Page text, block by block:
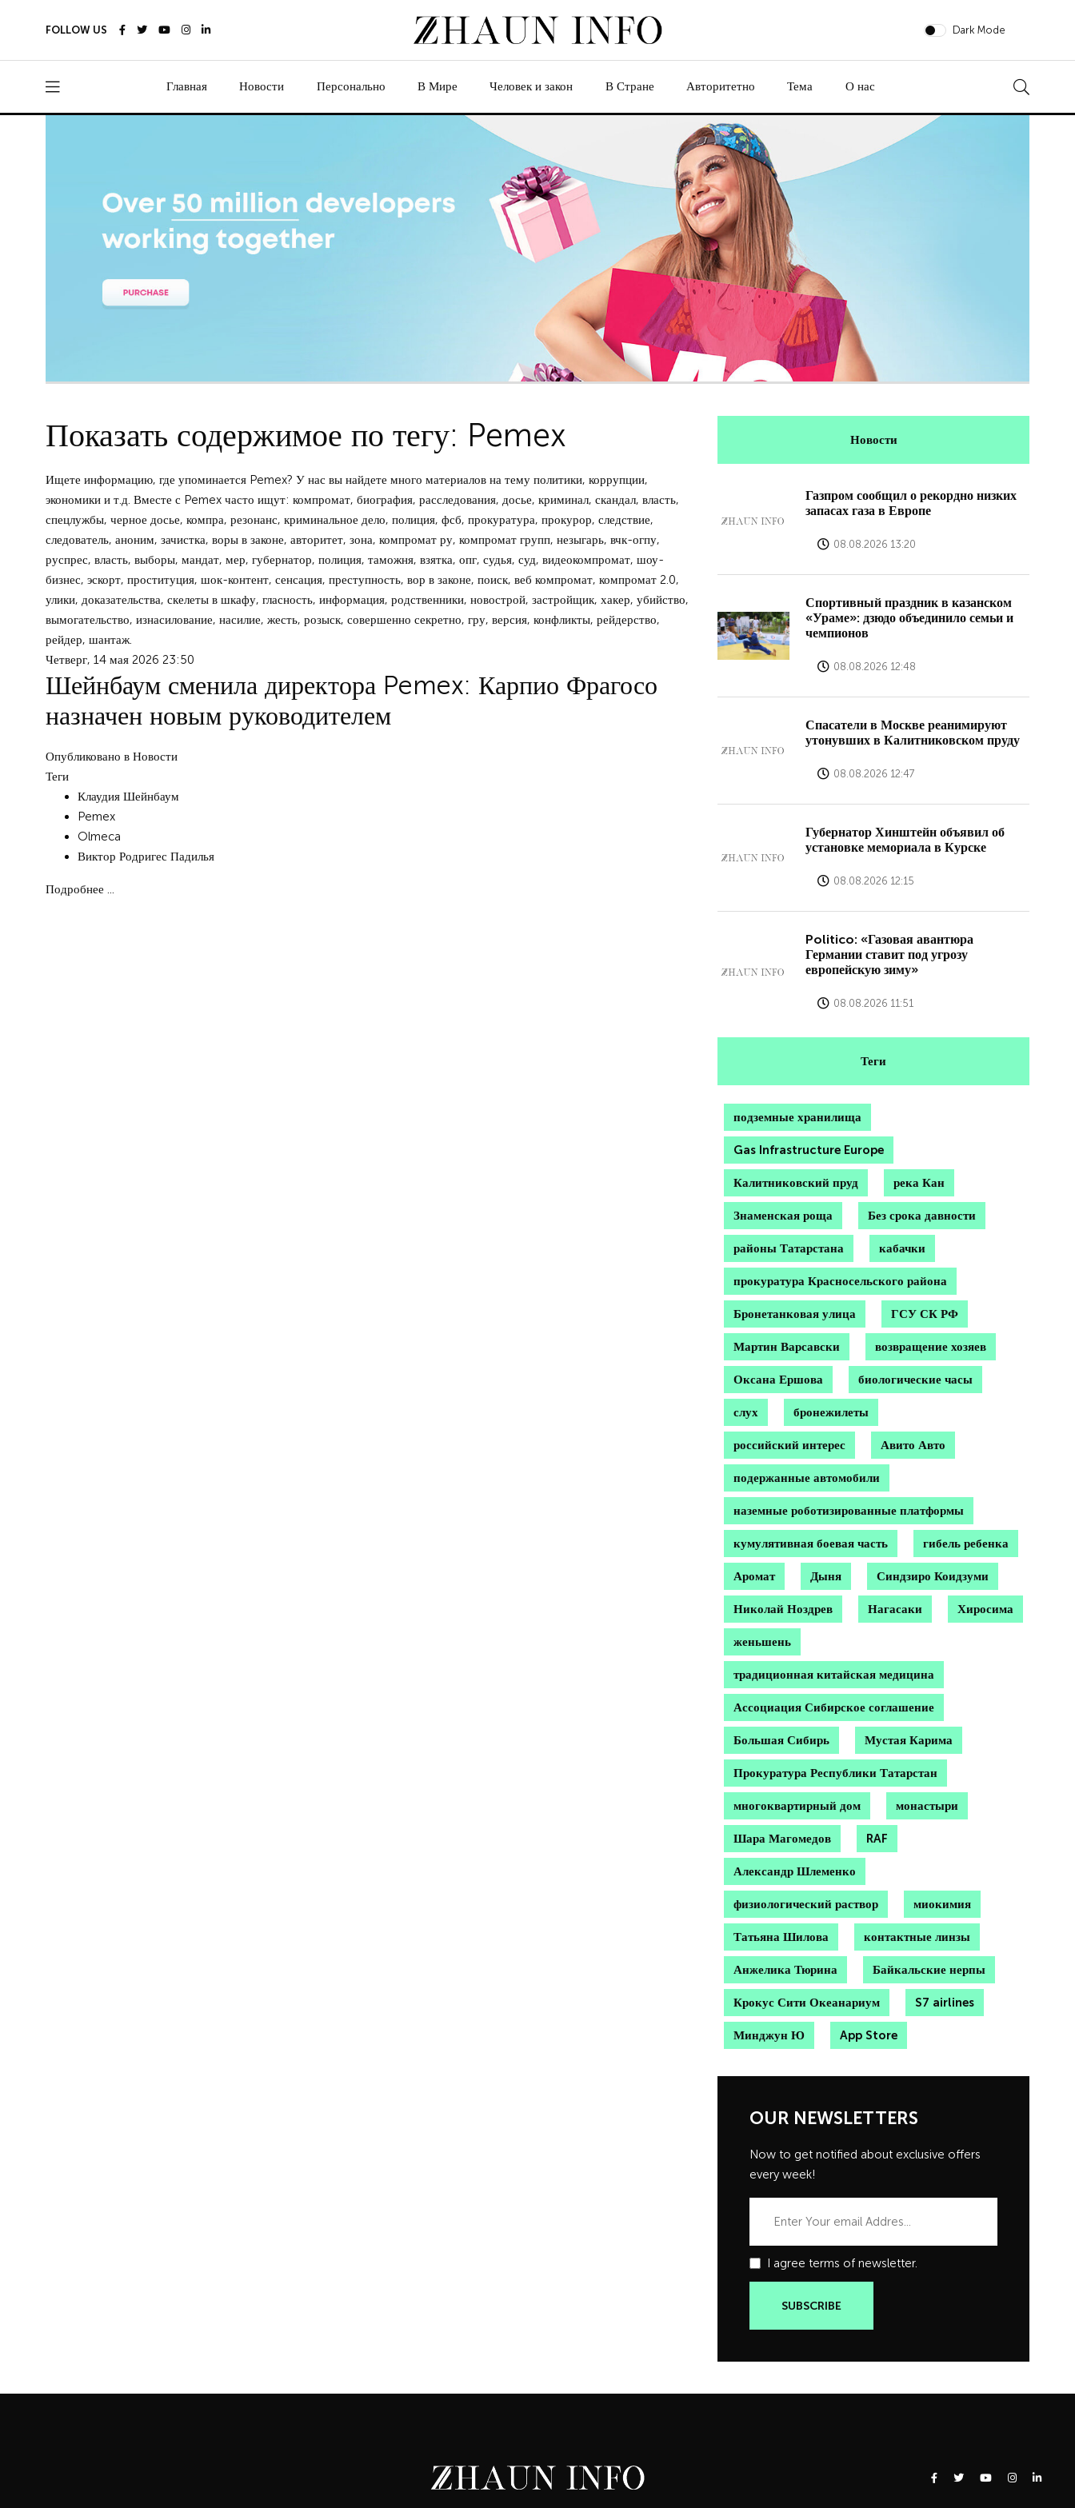
FOLLOW US Dark Mode
Главная Новости Персонально В Мире Человек и закон В Стране Авторитетно Тема О нас
Показать содержимое по тегу: Pemex
Ищете информацию, где упоминается Pemex? У нас вы найдете много материалов на тему политики, коррупции,
экономики и т.д. Вместе с Pemex часто ищут: компромат, биография, расследования, досье, криминал, скандал, власть,
спецлужбы, черное досье, компра, резонанс, криминальное дело, полиция, фсб, прокуратура, прокурор, следствие,
следователь, аноним, зачистка, воры в законе, авторитет, зона, компромат ру, компромат групп, незыгарь, вчк-огпу,
руспрес, власть, выборы, мандат, мер, губернатор, полиция, таможня, взятка, опг, судья, суд, видеокомпромат, шоу-
бизнес, эскорт, проституция, шок-контент, сенсация, преступность, вор в законе, поиск, веб компромат, компромат 2.0,
улики, доказательства, скелеты в шкафу, гласность, информация, родственники, новострой, застройщик, хакер, убийство,
вымогательство, изнасилование, насилие, жесть, розыск, совершенно секретно, гру, версия, конфликты, рейдерство,
рейдер, шантаж.
Четверг, 14 мая 2026 23:50
Шейнбаум сменила директора Pemex: Карпио Фрагосо
назначен новым руководителем
Опубликовано в Новости
Теги
Клаудия Шейнбаум
Pemex
Olmeca
Виктор Родригес Падилья
Подробнее ...
Новости
Газпром сообщил о рекордно низких
запасах газа в Европе
08.08.2026 13:20
Спортивный праздник в казанском
«Ураме»: дзюдо объединило семьи и
чемпионов
08.08.2026 12:48
Спасатели в Москве реанимируют
утонувших в Калитниковском пруду
08.08.2026 12:47
Губернатор Хинштейн объявил об
установке мемориала в Курске
08.08.2026 12:15
Politico: «Газовая авантюра
Германии ставит под угрозу
европейскую зиму»
08.08.2026 11:51
Теги
подземные хранилища
Gas Infrastructure Europe
Калитниковский пруд река Кан
Знаменская роща Без срока давности
районы Татарстана кабачки
прокуратура Красносельского района
Бронетанковая улица ГСУ СК РФ
Мартин Варсавски возвращение хозяев
Оксана Ершова биологические часы
слух бронежилеты
российский интерес Авито Авто
подержанные автомобили
наземные роботизированные платформы
кумулятивная боевая часть гибель ребенка
Аромат Дыня Синдзиро Коидзуми
Николай Ноздрев Нагасаки Хиросима
женьшень
традиционная китайская медицина
Ассоциация Сибирское соглашение
Большая Сибирь Мустая Карима
Прокуратура Республики Татарстан
многоквартирный дом монастыри
Шара Магомедов RAF
Александр Шлеменко
физиологический раствор миокимия
Татьяна Шилова контактные линзы
Анжелика Тюрина Байкальские нерпы
Крокус Сити Океанариум S7 airlines
Минджун Ю App Store
OUR NEWSLETTERS
Now to get notified about exclusive offers
every week!
I agree terms of newsletter.